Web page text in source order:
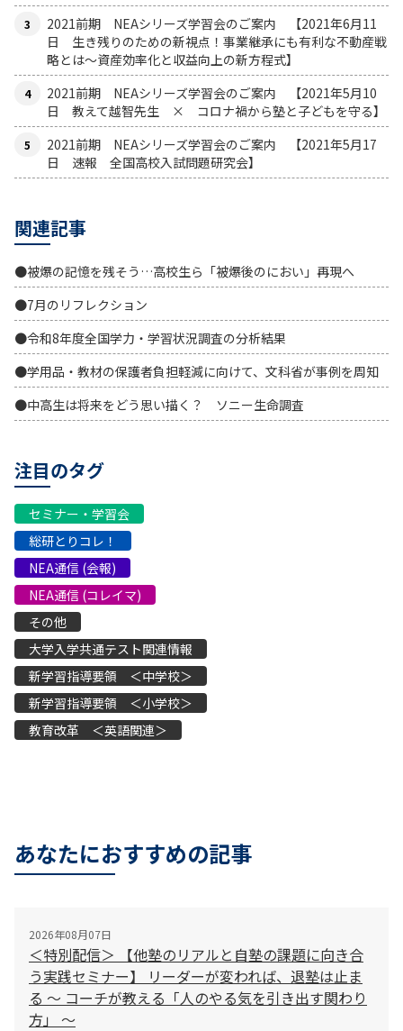
2021前期 NEAシリーズ学習会のご案内 【2021年6月11
日 生き残りのための新視点！事業継承にも有利な不動産戦
略とは〜資産効率化と収益向上の新方程式】
2021前期 NEAシリーズ学習会のご案内 【2021年5月10
日 教えて越智先生 × コロナ禍から塾と子どもを守る】
2021前期 NEAシリーズ学習会のご案内 【2021年5月17
日 速報 全国高校入試問題研究会】
関連記事
●被爆の記憶を残そう…高校生ら「被爆後のにおい」再現へ
●7月のリフレクション
●令和8年度全国学力・学習状況調査の分析結果
●学用品・教材の保護者負担軽減に向けて、文科省が事例を周知
●中高生は将来をどう思い描く？ ソニー生命調査
注目のタグ
セミナー・学習会
総研とりコレ！
NEA通信 (会報)
NEA通信 (コレイマ)
その他
大学入学共通テスト関連情報
新学習指導要領 ＜中学校＞
新学習指導要領 ＜小学校＞
教育改革 ＜英語関連＞
あなたにおすすめの記事
2026年08月07日
＜特別配信＞ 【他塾のリアルと自塾の課題に向き合
う実践セミナー】 リーダーが変われば、退塾は止ま
る 〜 コーチが教える「人のやる気を引き出す関わり
方」 〜